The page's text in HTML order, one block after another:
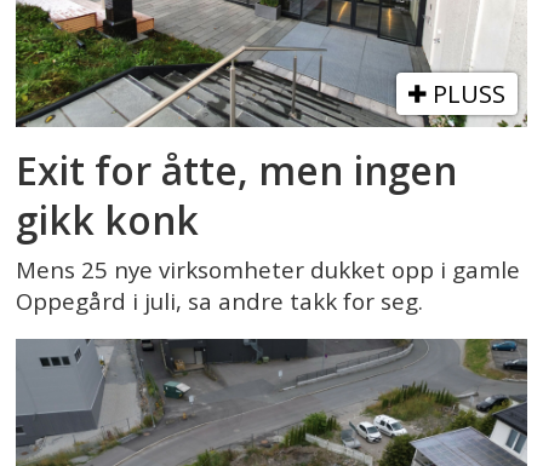
PLUSS
Exit for åtte, men ingen
gikk konk
Mens 25 nye virksomheter dukket opp i gamle
Oppegård i juli, sa andre takk for seg.